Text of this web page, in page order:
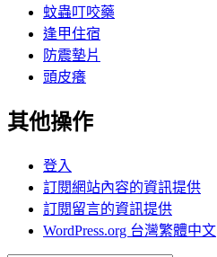
蚊蟲叮咬藥
逢甲住宿
防震墊片
頭皮癢
其他操作
登入
訂閱網站內容的資訊提供
訂閱留言的資訊提供
WordPress.org 台灣繁體中文